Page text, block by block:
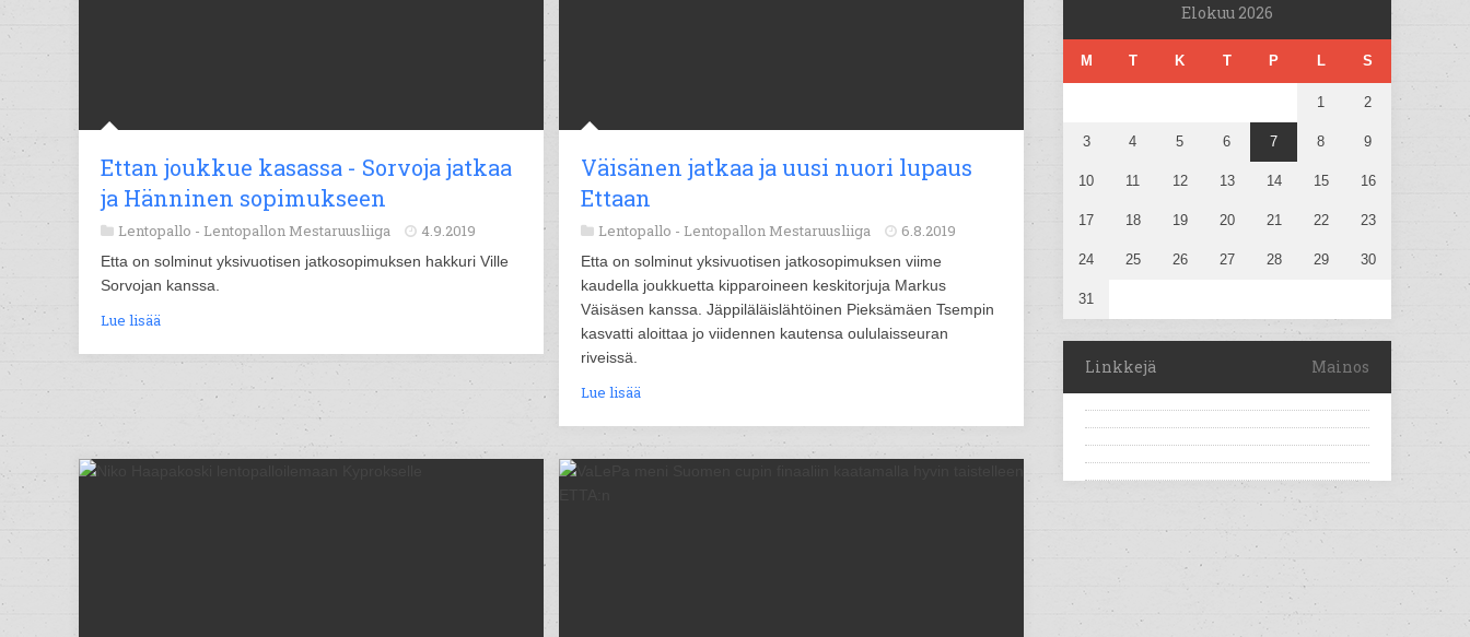
Ettan joukkue kasassa - Sorvoja jatkaa
ja Hänninen sopimukseen
Lentopallo - Lentopallon Mestaruusliiga 4.9.2019
Etta on solminut yksivuotisen jatkosopimuksen hakkuri Ville
Sorvojan kanssa.
Lue lisää
Väisänen jatkaa ja uusi nuori lupaus
Ettaan
Lentopallo - Lentopallon Mestaruusliiga 6.8.2019
Etta on solminut yksivuotisen jatkosopimuksen viime
kaudella joukkuetta kipparoineen keskitorjuja Markus
Väisäsen kanssa. Jäppiläläislähtöinen Pieksämäen Tsempin
kasvatti aloittaa jo viidennen kautensa oululaisseuran
riveissä.
Lue lisää
Elokuu 2026
M T K T P L S
1 2
3 4 5 6 7 8 9
10 11 12 13 14 15 16
17 18 19 20 21 22 23
24 25 26 27 28 29 30
31
Linkkejä Mainos